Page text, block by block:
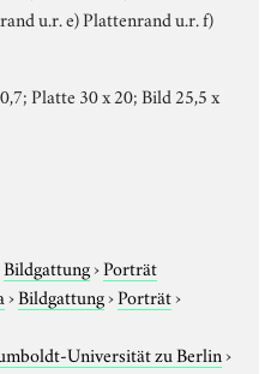
u.r. e) Plattenrand u.r. f)
Platte 30 x 20; Bild 25,5 x
Bildgattung›Porträt
›Bildgattung›Porträt›
Universität zu Berlin›